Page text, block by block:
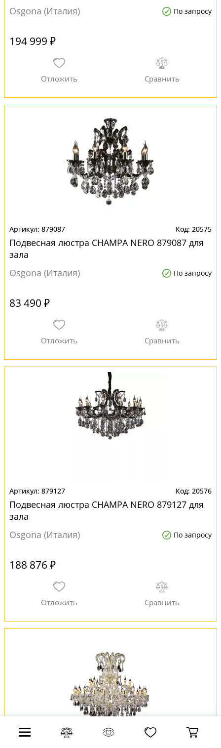
Osgona (Италия) По запросу
194 999 ₽
879087 20575
Подвесная люстра CHAMPA NERO 879087 для
зала
Osgona (Италия)
По запросу
83 490 ₽
879127 20576
Подвесная люстра CHAMPA NERO 879127 для
зала
Osgona (Италия)
По запросу
188 876 ₽